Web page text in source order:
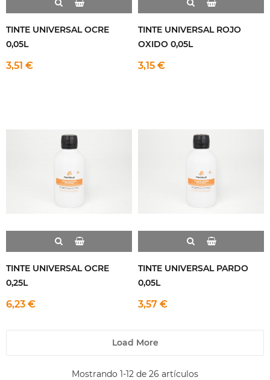
TINTE UNIVERSAL OCRE
0,05L
3,51 €
TINTE UNIVERSAL ROJO
OXIDO 0,05L
3,15 €
TINTE UNIVERSAL OCRE
0,25L
6,23 €
TINTE UNIVERSAL PARDO
0,05L
3,57 €
Load More
Mostrando 1-12 de 26 artículos